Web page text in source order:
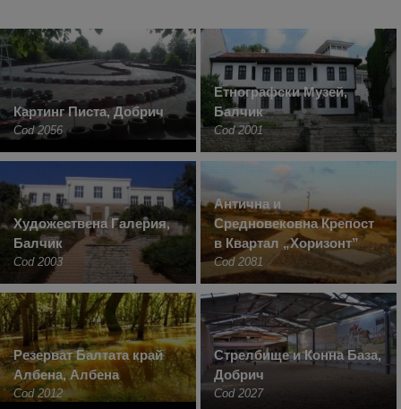
Картинг Писта, Добрич
Cod 2056
Етнографски Музей,
Балчик
Cod 2001
Художествена Галерия,
Балчик
Cod 2003
Антична и
Средновековна Крепост
в Квартал „Хоризонт”
Cod 2081
Резерват Балтата край
Албена, Албена
Cod 2012
Стрелбище и Конна База,
Добрич
Cod 2027